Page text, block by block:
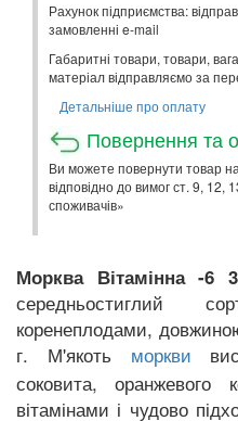
Рахунок підприємства:
замовленні e-mail
Габаритні товари, товари,
матеріал відправляємо за
Детальніше про оплату
Повернення та
Ви можете повернути товар
відповідно до вимог ст. 9, 12,
споживачів»
Морква Вітамінна -6
середньостиглий
коренеплодами,
г. М'якоть
моркви
соковита, оранжевого
вітамінами і чудово